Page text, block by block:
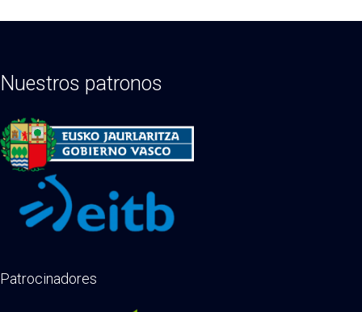
Nuestros patronos
Patrocinadores